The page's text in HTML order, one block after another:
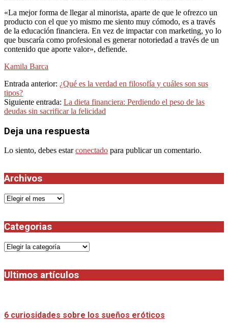
«La mejor forma de llegar al minorista, aparte de que le ofrezco un
producto con el que yo mismo me siento muy cómodo, es a través
de la educación financiera. En vez de impactar con marketing, yo lo
que buscaría como profesional es generar notoriedad a través de un
contenido que aporte valor», defiende.
Kamila Barca
2024-
04-
18
Entrada anterior: ¿Qué es la verdad en filosofía y cuáles son sus
tipos?
Siguiente entrada: La dieta financiera: Perdiendo el peso de las
deudas sin sacrificar la felicidad
Deja una respuesta
Lo siento, debes estarconectado para publicar un comentario.
Archivos
Archivos
Categorias
Categorias
Ultimos artículos
6 curiosidades sobre los sueños eróticos